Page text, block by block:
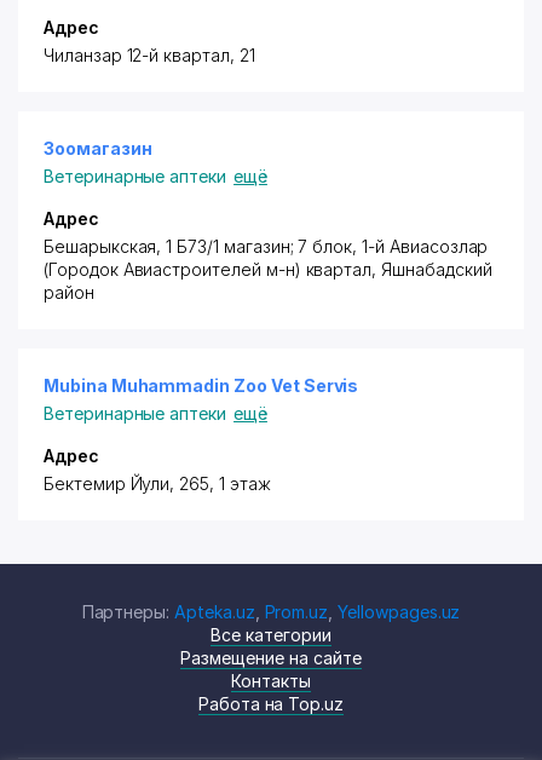
Адрес
​Чиланзар 12-й квартал, 21
Зоомагазин
Ветеринарные аптеки ещё
Адрес
​Бешарыкская, 1 Б7​3/1 магазин; 7 блок, 1-й Авиасозлар
(Городок Авиастроителей м-н) квартал, Яшнабадский
район
Mubina Muhammadin Zoo Vet Servis
Ветеринарные аптеки ещё
Адрес
​Бектемир Йули, 265​, 1 этаж
Партнеры: Apteka.uz Prom.uz ,Yellowpages.uz
Все категории
Размещение на сайте
Контакты
Работа на Top.uz